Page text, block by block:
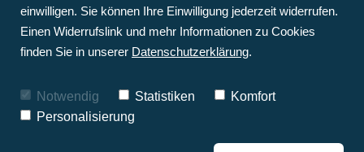
GASBRENNWERT &
SOLAR
•
ANGEBOTSSERVICE
WÄRMEPUMPEN-CHECK
Die bewährte Ölheizung ist für viele unserer
Kundinnen und Kunden in und um Koblenz,
Neuwied & Engers nach wie vor die erste Wahl.
keine Versorgungsleitung vorhanden, die die
Nutzung einer Gasheizung ermöglichen könnte.
Sodann ist eine preisgünstige Ölheizung die
einwilligen. Sie können Ihre Einwilligung jederzeit widerrufen.
Einen Widerrufslink und mehr Informationen zu Cookies
finden Sie in unserer Datenschutzerklärung.
Notwendig Statistiken
Komfort
Personalisierung